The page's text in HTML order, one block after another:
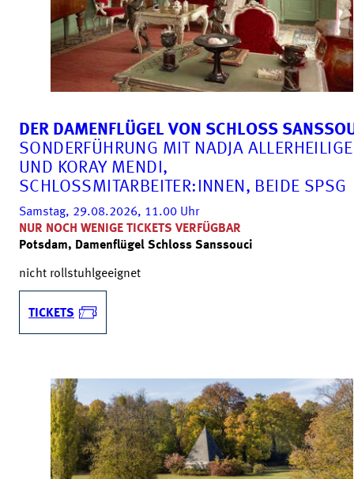
DER DAMENFLÜGEL VON SCHLOSS
SONDERFÜHRUNG MIT NADJA
UND KORAY MENDI,
SCHLOSSMITARBEITER:INNEN, BEIDE SPSG
Samstag, 29.08.2026, 11.00 Uhr
NUR NOCH WENIGE TICKETS VERFÜGBAR
Potsdam, Damenflügel Schloss Sanssouci
nicht rollstuhlgeeignet
TICKETS